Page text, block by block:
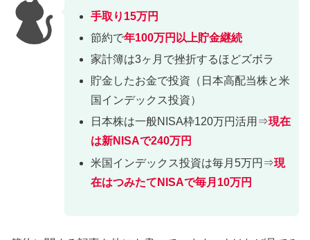
手取り15万円
節約で年100万円以上貯金継続
家計簿は3ヶ月で挫折するほどズボラ
貯金したお金で投資（日本高配当株と米
国インデックス投資）
日本株は一般NISA枠120万円活用⇒現在
は新NISAで240万円
米国インデックス投資は毎月5万円⇒現
在はつみたてNISAで毎月10万円